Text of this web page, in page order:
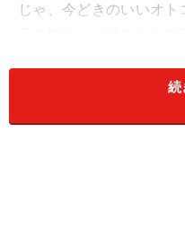
じゃ、今どきのいいオ
→まずは軽めにこのあた
続